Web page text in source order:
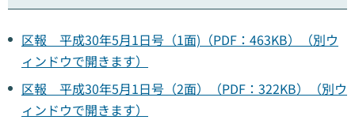
区報 平成30年5月1日号（1面)（PDF：463KB）（別ウ
ィンドウで開きます）
区報 平成30年5月1日号（2面）（PDF：322KB）（別ウ
ィンドウで開きます）